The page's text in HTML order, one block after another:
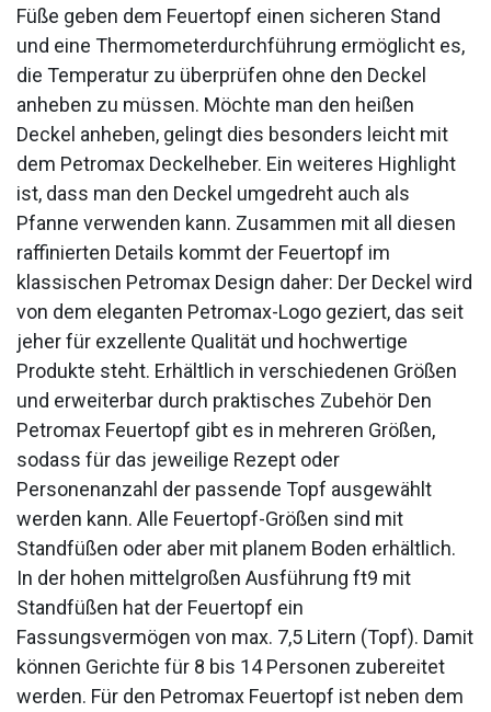
Füße geben dem Feuertopf einen sicheren Stand
und eine Thermometerdurchführung ermöglicht es,
die Temperatur zu überprüfen ohne den Deckel
anheben zu müssen. Möchte man den heißen
Deckel anheben, gelingt dies besonders leicht mit
dem Petromax Deckelheber. Ein weiteres Highlight
ist, dass man den Deckel umgedreht auch als
Pfanne verwenden kann. Zusammen mit all diesen
raffinierten Details kommt der Feuertopf im
klassischen Petromax Design daher: Der Deckel wird
von dem eleganten Petromax-Logo geziert, das seit
jeher für exzellente Qualität und hochwertige
Produkte steht. Erhältlich in verschiedenen Größen
und erweiterbar durch praktisches Zubehör Den
Petromax Feuertopf gibt es in mehreren Größen,
sodass für das jeweilige Rezept oder
Personenanzahl der passende Topf ausgewählt
werden kann. Alle Feuertopf-Größen sind mit
Standfüßen oder aber mit planem Boden erhältlich.
In der hohen mittelgroßen Ausführung ft9 mit
Standfüßen hat der Feuertopf ein
Fassungsvermögen von max. 7,5 Litern (Topf). Damit
können Gerichte für 8 bis 14 Personen zubereitet
werden. Für den Petromax Feuertopf ist neben dem